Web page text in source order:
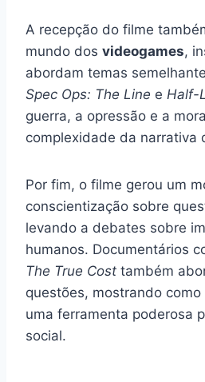
A recepção do filme
mundo dos videogames,
abordam temas
Spec Ops: The Line e Half-
guerra, a opressão e a
complexidade da narrativa
Por fim, o filme gerou um
conscientização sobre
levando a debates sobre
humanos. Documentários
The True Cost também
questões, mostrando
uma ferramenta poderosa
social.